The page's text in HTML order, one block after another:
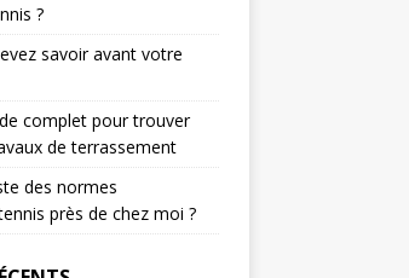
?
savoir avant votre
complet pour trouver
de terrassement
des normes
près de chez moi ?